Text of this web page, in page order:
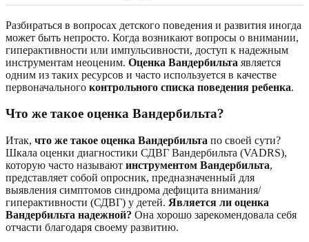
Разбираться в вопросах детского поведения и развития иногда
может быть непросто. Когда возникают вопросы о внимании,
гиперактивности или импульсивности, доступ к надежным
инструментам неоценим. Оценка Вандербильта является
одним из таких ресурсов и часто используется в качестве
первоначального контрольного списка поведения ребенка.
Что же такое оценка Вандербильта?
Итак, что же такое оценка Вандербильта по своей сути?
Шкала оценки диагностики СДВГ Вандербильта (VADRS),
которую часто называют инструментом Вандербильта,
представляет собой опросник, предназначенный для
выявления симптомов синдрома дефицита внимания/
гиперактивности (СДВГ) у детей. Является ли оценка
Вандербильта надежной? Она хорошо зарекомендовала себя
отчасти благодаря своему развитию.